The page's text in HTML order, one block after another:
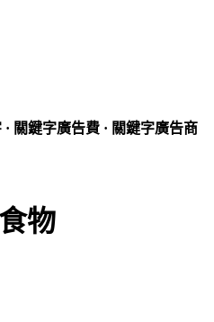
關鍵字廣告費 · 關鍵字廣告商
物